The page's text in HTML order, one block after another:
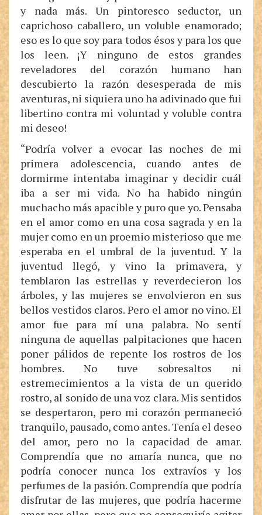
y nada más. Un pintoresco seductor, un
caprichoso caballero, un voluble enamorado;
eso es lo que soy para todos ésos y para los que
los leen. ¡Y ninguno de estos grandes
reveladores del corazón humano han
descubierto la razón desesperada de mis
aventuras, ni siquiera uno ha adivinado que fui
libertino contra mi voluntad y voluble contra
mi deseo!
“Podría volver a evocar las noches de mi
primera adolescencia, cuando antes de
dormirme intentaba imaginar y decidir cuál
iba a ser mi vida. No ha habido ningún
muchacho más apacible y puro que yo. Pensaba
en el amor como en una cosa sagrada y en la
mujer como en un proemio misterioso que me
esperaba en el umbral de la juventud. Y la
juventud llegó, y vino la primavera, y
temblaron las estrellas y reverdecieron los
árboles, y las mujeres se envolvieron en sus
bellos vestidos claros. Pero el amor no vino. El
amor fue para mí una palabra. No sentí
ninguna de aquellas palpitaciones que hacen
poner pálidos de repente los rostros de los
hombres. No tuve sobresaltos ni
estremecimientos a la vista de un querido
rostro, al sonido de una voz clara. Mis sentidos
se despertaron, pero mi corazón permaneció
tranquilo, pausado, como antes. Tenía el deseo
del amor, pero no la capacidad de amar.
Comprendía que no amaría nunca, que no
podría conocer nunca los extravíos y los
perfumes de la pasión. Comprendía que podría
disfrutar de las mujeres, que podría hacerme